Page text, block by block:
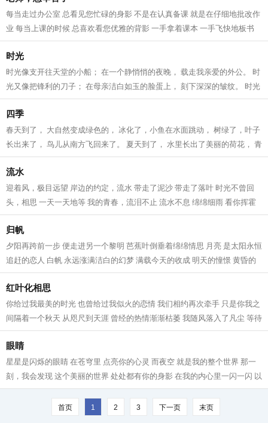
每当走过办公室 总看见您忙碌的身影 不是在认真备课 就是在仔细地批改作
业 每当上课的时候 总喜欢看您优雅的背影 一手拿着课本 一手飞快地板书
带我们飞进知识的海洋 每当我们做...
时光
时光像支开往天堂的小船； 在一个静悄悄的夜晚， 载走我亲爱的外公。 时
光又像把锋利的刀子； 在母亲洁白如玉的脸蛋上， 刻下深深的皱纹。 时光
像个罪恶的小偷； 在我愉快玩耍时...
四季
春天到了， 大自然变成绿色的， 冰化了，小鱼在水面跳动， 树绿了，叶子
长出来了， 鸟儿从南方飞回来了。 夏天到了， 水里长出了美丽的荷花， 青
蛙跳上荷叶赏花， 火热的太阳高...
流水
迎着风，极目远望 岸边的约定，流水 带走了泥沙 带走了落叶 时光不曾回
头，相思 一天一天地等 我的青春，流泪不止 流水不息 绵绵细雨 看你挥霍
的日子 身后的脚印，迷途 带着忧伤...
归帆
夕阳再跨前一步 便走进另一个黎明 芭蕉叶倒垂着绵绵情思 月亮 是太阳永恒
追赶的恋人 白帆 永远涨满洁白的幻梦 满载今天的收成 明天的憧憬 黄昏的
滩涂，永远 骚动莫测的感情 海涨...
红叶化相思
你给过我最美的时光 也曾给过我似火的恋情 我们相约再次牵手 只是你我之
间隔着一个秋天 从咫尺到天涯 曾经的热情渐渐枯萎 我随风落入了凡尘 等待
那个擦肩而过的人 世界开始变得...
眼睛
星星是闪烁的眼睛 在苍穹里 点亮你的心灵 而夜空 就是我的整个世界 那一
刻，我会发现 这个美丽的世界 处处都有你的身影 在我的内心里一闪一闪 以
至于我时常的回忆 我多么希望 你...
首页 1 2 3 下一页 末页